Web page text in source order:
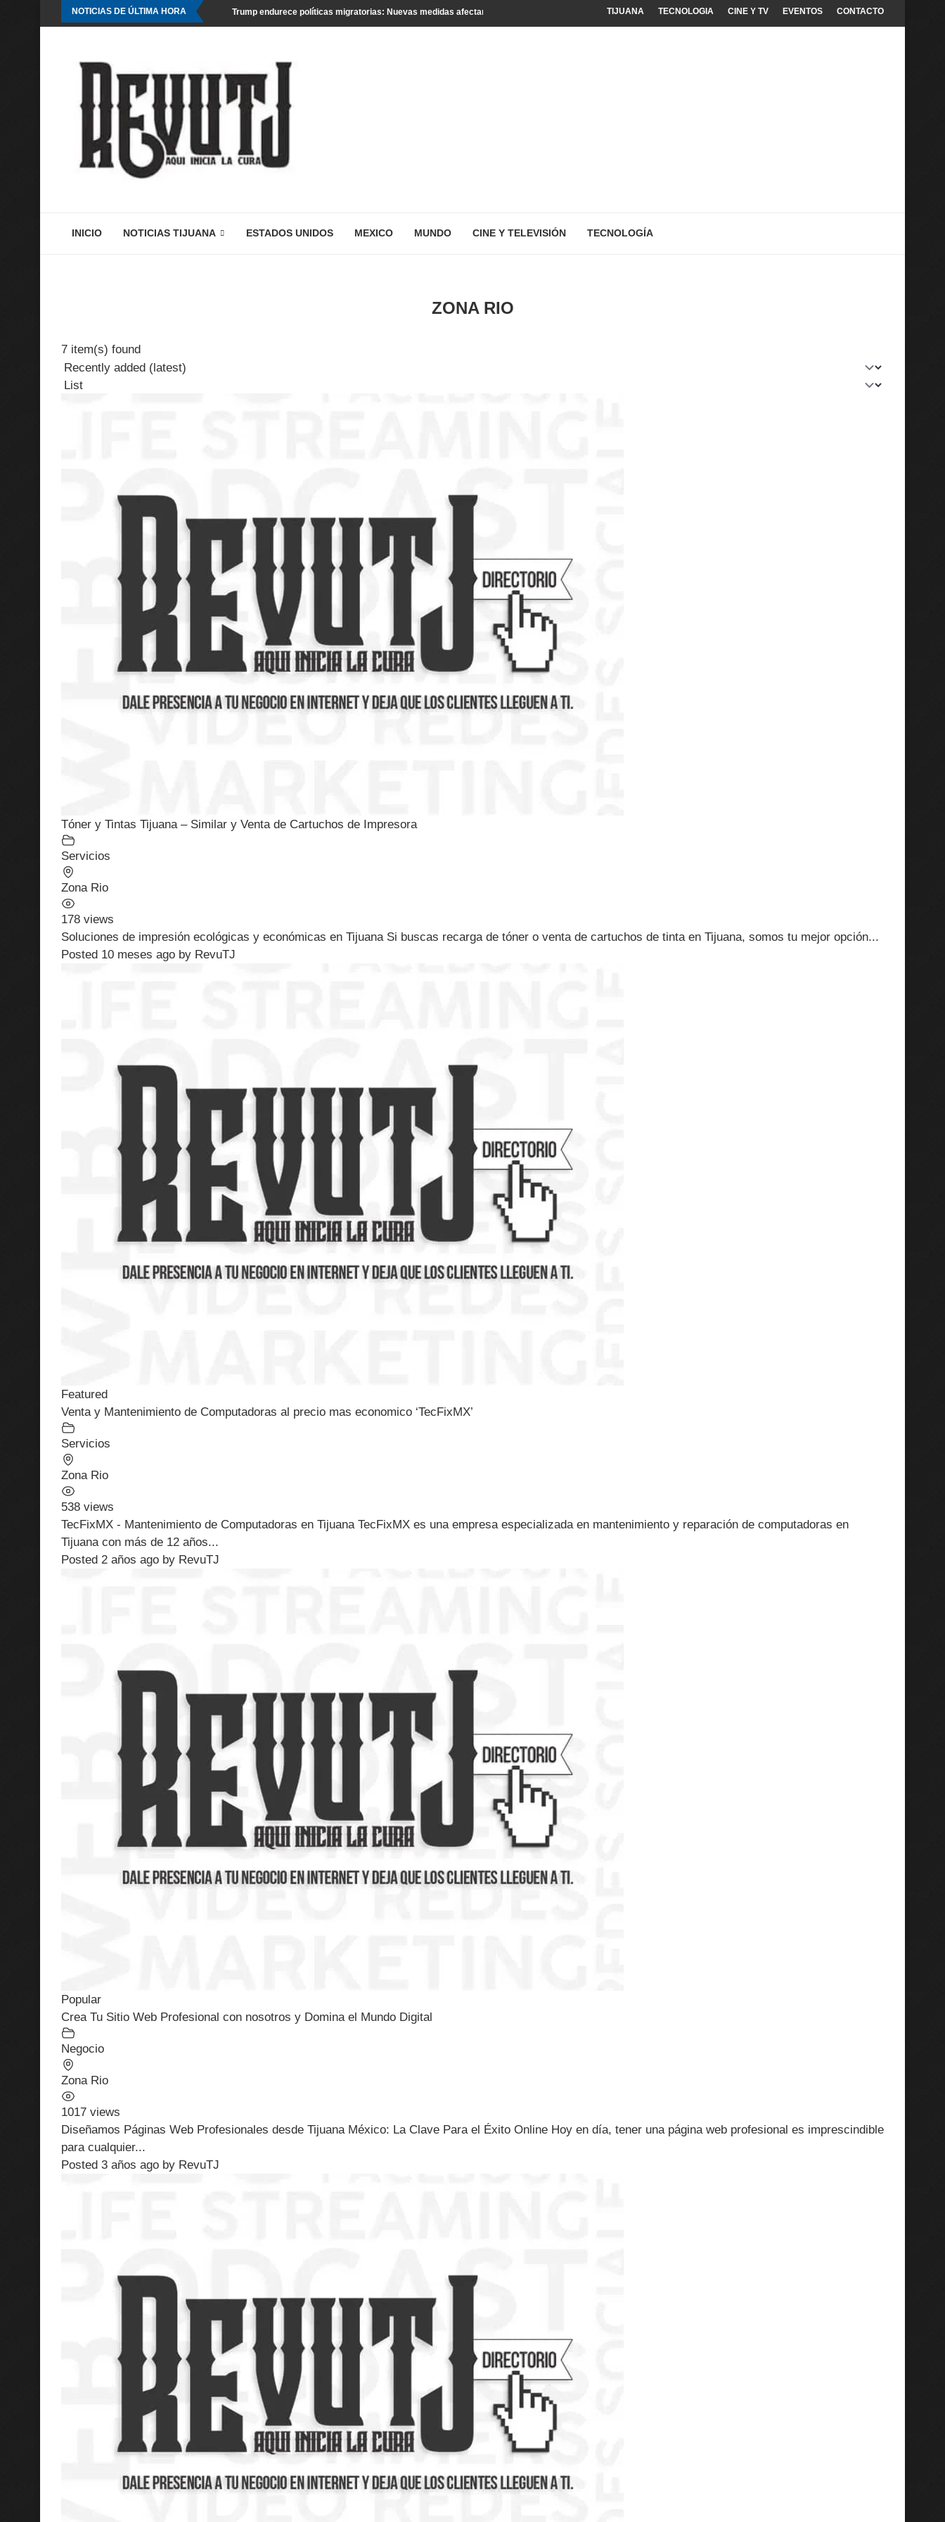
NOTICIAS DE ÚLTIMA HORA Trump endurece políticas migratorias: Nuevas medidas afectan a turistas y residentes legalesTIJUANA TECNOLOGIA CINE Y TV EVENTOS CONTACTO
INICIO NOTICIAS TIJUANA ESTADOS UNIDOS MEXICO MUNDO CINE Y TELEVISIÓN TECNOLOGÍA
ZONA RIO
7 item(s) found
Tóner y Tintas Tijuana – Similar y Venta de Cartuchos de Impresora
Servicios
Zona Rio
178 views
Soluciones de impresión ecológicas y económicas en Tijuana Si buscas recarga de tóner o venta de cartuchos de tinta en Tijuana, somos tu mejor opción...
Posted 10 meses ago by RevuTJ
Featured
Venta y Mantenimiento de Computadoras al precio mas economico ‘TecFixMX’
Servicios
Zona Rio
538 views
TecFixMX - Mantenimiento de Computadoras en Tijuana TecFixMX es una empresa especializada en mantenimiento y reparación de computadoras en
Tijuana con más de 12 años...
Posted 2 años ago by RevuTJ
Popular
Crea Tu Sitio Web Profesional con nosotros y Domina el Mundo Digital
Negocio
Zona Rio
1017 views
Diseñamos Páginas Web Profesionales desde Tijuana México: La Clave Para el Éxito Online Hoy en día, tener una página web profesional es imprescindible
para cualquier...
Posted 3 años ago by RevuTJ